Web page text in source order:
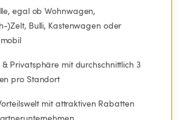
egal ob Wohnwagen,
)Zelt, Bulli, Kastenwagen oder
& Privatsphäre mit durchschnittlich 3
pro Standort
mit attraktiven Rabatten